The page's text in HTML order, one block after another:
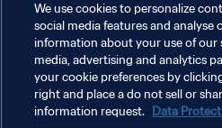
개인정보 보호정책
서비스 약관
We use cookies to personalize
social media features and analyse
information about your use of our
media, advertising and analytics
your cookie preferences by
right and place a do not sell or
information request. Data